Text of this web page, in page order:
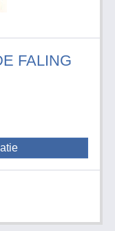
FALING